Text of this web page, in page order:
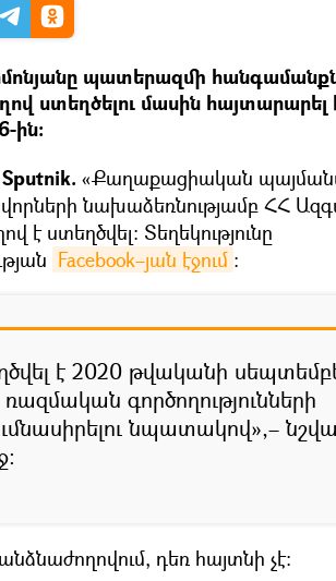
պատերազմի
ստեղծելու մասին հայտարարել
ին։
«Քաղաքացիական
նախաձեռնությամբ ՀՀ
է ստեղծվել։ Տեղեկությունը
Facebook–յան էջում ։
է 2020 թվականի
գործողությունների
նպատակով»,–
դեռ հայտնի չէ։